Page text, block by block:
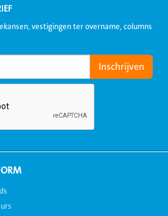
vestigingen ter overname, columns